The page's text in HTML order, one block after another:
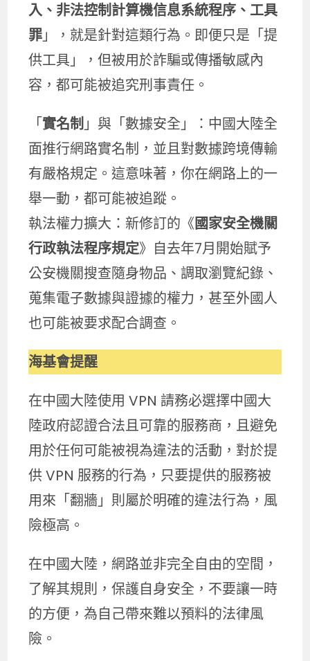
入、非法控制計算機信息系統程序、工具
罪」，就是針對這類行為。即便只是「提
供工具」，但被用於詐騙或傳播敏感內
容，都可能被追究刑事責任。
「實名制」與「數據安全」：中國大陸全
面推行網路實名制，並且對數據跨境傳輸
有嚴格規定。這意味著，你在網路上的一
舉一動，都可能被追蹤。
執法權力擴大：新修訂的《國家安全機關
行政執法程序規定》自去年7月開始賦予
公安機關搜查隨身物品、調取瀏覽紀錄、
蒐集電子數據與證據的權力，甚至外國人
也可能被要求配合調查。
海基會提醒
在中國大陸使用 VPN 請務必選擇中國大
陸政府認證合法且可靠的服務商，且避免
用於任何可能被視為違法的活動，對於提
供 VPN 服務的行為，只要提供的服務被
用來「翻牆」則屬於明確的違法行為，風
險極高。
在中國大陸，網路並非完全自由的空間，
了解其規則，保護自身安全，不要讓一時
的方便，為自己帶來難以預料的法律風
險。